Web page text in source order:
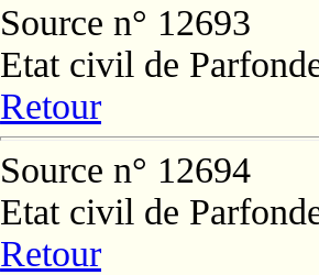
Source n° 12693
Etat civil de
Retour
Source n° 12694
Etat civil de
Retour